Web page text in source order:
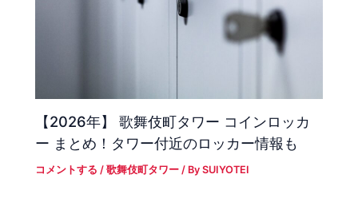
【2026年】 歌舞伎町タワー コインロッカ
ー まとめ！タワー付近のロッカー情報も
コメントする /歌舞伎町タワー / BySUIYOTEI